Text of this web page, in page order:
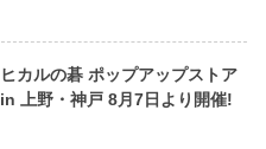
ヒカルの碁 ポップアップストア
in 上野・神戸 8月7日より開催!